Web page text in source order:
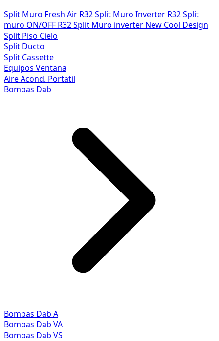
Split Muro Fresh Air R32Split Muro Inverter R32Split
muro ON/OFF R32Split Muro inverter New Cool Design
Split Piso Cielo
Split Ducto
Split Cassette
Equipos Ventana
Aire Acond. Portatil
Bombas Dab
Bombas Dab A
Bombas Dab VA
Bombas Dab VS